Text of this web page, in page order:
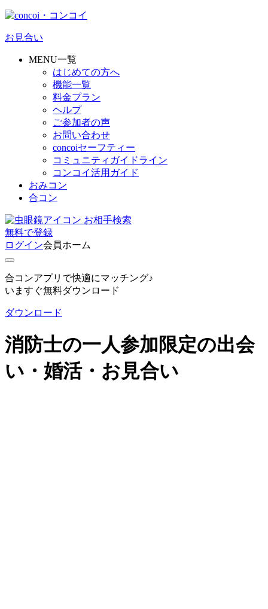
お見合い
MENU一覧
はじめての方へ
機能一覧
料金プラン
ヘルプ
ご参加者の声
お問い合わせ
concoiセーフティー
コミュニティガイドライン
コンコイ活用ガイド
おみコン
合コン
お相手検索
無料で登録
ログイン会員ホーム
合コンアプリで快適にマッチング♪
いますぐ無料ダウンロード
ダウンロード
消防士の一人参加限定の出会
い・婚活・お見合い